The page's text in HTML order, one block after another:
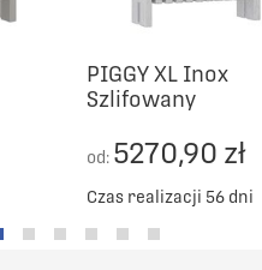
PIGGY XL Inox
Szlifowany
od: 5270,90 zł
Czas realizacji 56 dni